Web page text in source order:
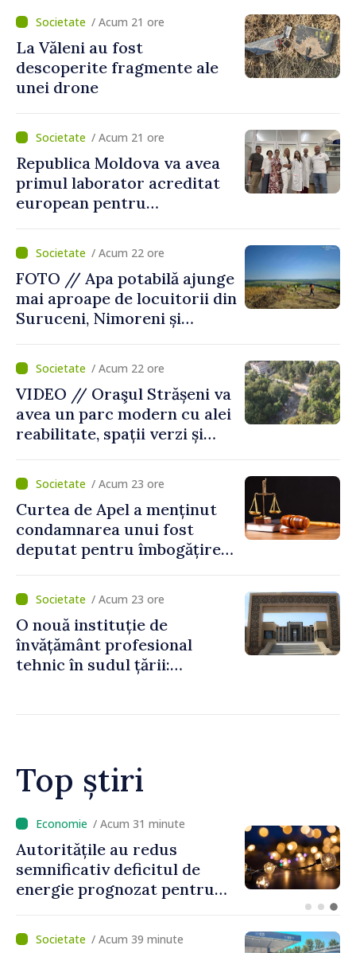
agriculturii durabile
/ Acum 21 ore
La Văleni au fost
descoperite fragmente ale
unei drone
/ Acum 21 ore
Republica Moldova va avea
primul laborator acreditat
european pentru
viței-de-vie
/ Acum 22 ore
FOTO // Apa potabilă ajunge
mai aproape de locuitorii din
Suruceni, Nimoreni și
/ Acum 22 ore
VIDEO // Oraşul Strășeni va
avea un parc modern cu alei
reabilitate, spații verzi și
/ Acum 23 ore
Curtea de Apel a menținut
condamnarea unui fost
deputat pentru îmbogățire
statului peste 2,4 milioane
de lei
/ Acum 23 ore
O nouă instituție de
învățământ profesional
tehnic în sudul țării:
Top știri
/ Acum 5 minute
Premierul Vasile Tofan:
„Focusul acestui guvern
este să modereze creșterea
/ Acum 39 minute